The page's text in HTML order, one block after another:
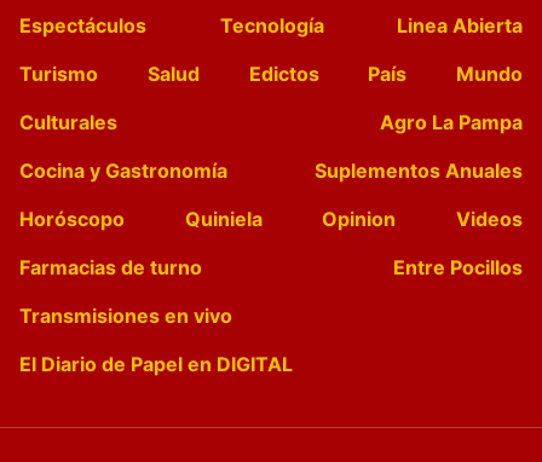
Espectáculos
Tecnología
Linea Abierta
Turismo
Salud Edictos País
Mundo
Culturales
Agro La Pampa
Cocina y Gastronomía
Suplementos Anuales
Horóscopo
Quiniela Opinion
Videos
Farmacias de turno
Entre Pocillos
Transmisiones en vivo
El Diario de Papel en DIGITAL